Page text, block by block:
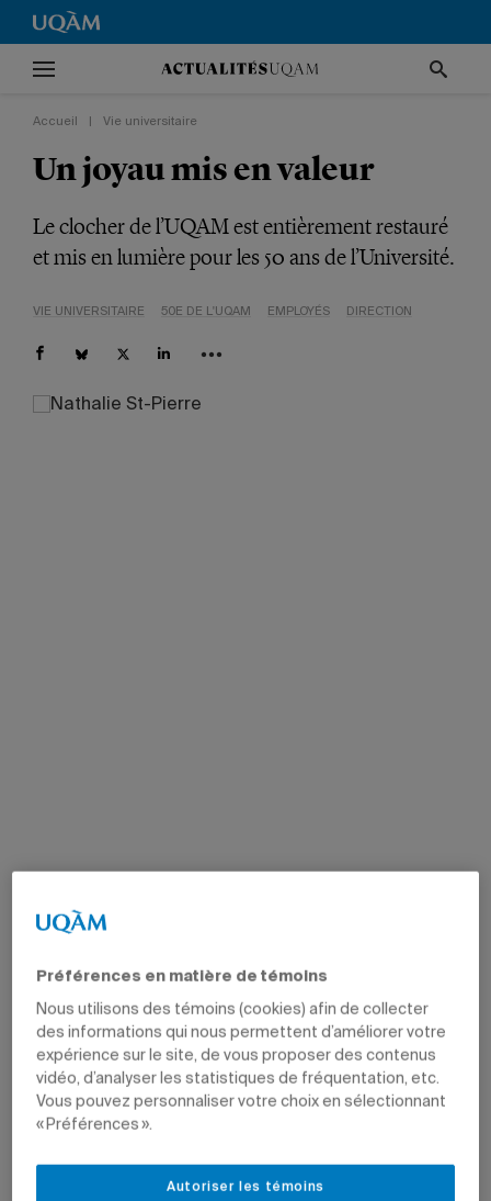
Accueil Vie universitaire
Un joyau mis en valeur
Le clocher de l’UQAM est entièrement restauré
et mis en lumière pour les 50 ans de l’Université.
VIE UNIVERSITAIRE 50E DE L'UQAM EMPLOYÉS DIRECTION
Préférences en matière de témoins
Nous utilisons des témoins (cookies) afin de collecter
des informations qui nous permettent d’améliorer votre
expérience sur le site, de vous proposer des contenus
vidéo, d’analyser les statistiques de fréquentation, etc.
Vous pouvez personnaliser votre choix en sélectionnant
« Préférences ».
Autoriser les témoins